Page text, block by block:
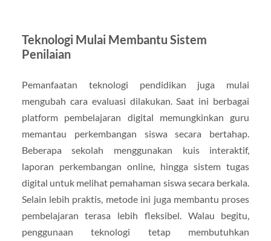
Teknologi Mulai Membantu Sistem
Penilaian
Pemanfaatan teknologi pendidikan juga mulai
mengubah cara evaluasi dilakukan. Saat ini berbagai
platform pembelajaran digital memungkinkan guru
memantau perkembangan siswa secara bertahap.
Beberapa sekolah menggunakan kuis interaktif,
laporan perkembangan online, hingga sistem tugas
digital untuk melihat pemahaman siswa secara berkala.
Selain lebih praktis, metode ini juga membantu proses
pembelajaran terasa lebih fleksibel. Walau begitu,
penggunaan teknologi tetap membutuhkan